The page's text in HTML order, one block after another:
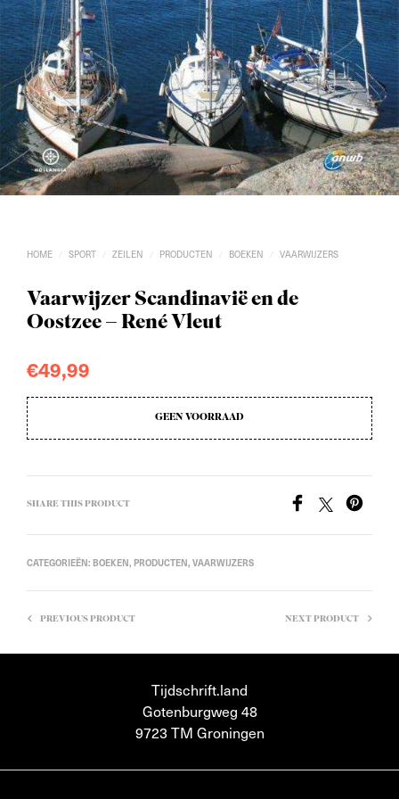
HOME / SPORT / ZEILEN / PRODUCTEN / BOEKEN / VAARWIJZERS
Vaarwijzer Scandinavië en de
Oostzee – René Vleut
€49,99
GEEN VOORRAAD
SHARE THIS PRODUCT
CATEGORIEËN: BOEKEN, PRODUCTEN, VAARWIJZERS
PREVIOUS PRODUCT NEXT PRODUCT
Tijdschrift.land
Gotenburgweg 48
9723 TM Groningen